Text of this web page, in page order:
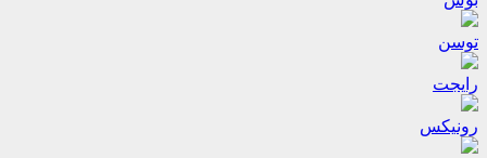
توسن
رایجت
رونیکس